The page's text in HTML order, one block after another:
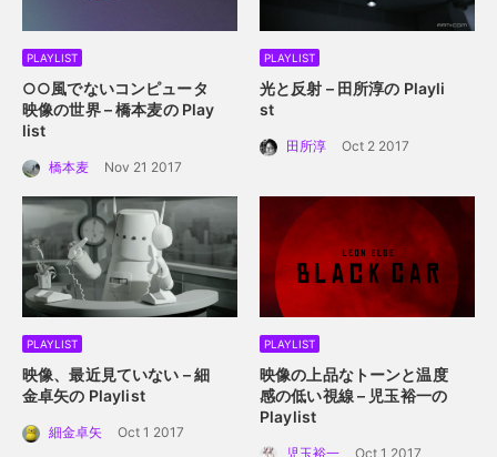
PLAYLIST
○○風でないコンピュータ
映像の世界 – 橋本麦の Play
list
橋本麦 Nov 21 2017
PLAYLIST
光と反射 – 田所淳の Playli
st
田所淳 Oct 2 2017
PLAYLIST
映像、最近見ていない – 細
金卓矢の Playlist
細金卓矢 Oct 1 2017
PLAYLIST
映像の上品なトーンと温度
感の低い視線 – 児玉裕一の
Playlist
児玉裕一 Oct 1 2017